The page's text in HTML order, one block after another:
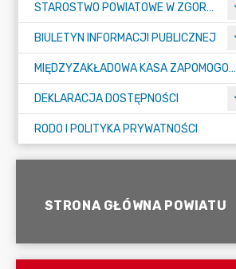
STAROSTWO POWIATOWE W ZGORZELCU
BIULETYN INFORMACJI PUBLICZNEJ
MIĘDZYZAKŁADOWA KASA ZAPOMOGOWO-POŻYCZKOWA
DEKLARACJA DOSTĘPNOŚCI
RODO I POLITYKA PRYWATNOŚCI
STRONA GŁÓWNA POWIATU